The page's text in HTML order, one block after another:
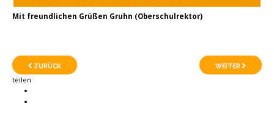
Mit freundlichen Grüßen Gruhn (Oberschulrektor)
ZURÜCK WEITER
teilen